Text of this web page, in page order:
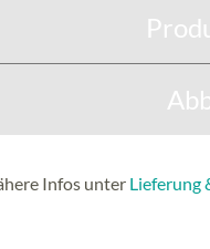
Infos unter Lieferung